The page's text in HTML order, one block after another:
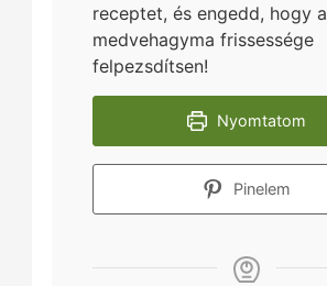
receptet, és engedd, hogy a
medvehagyma frissessége
felpezsdítsen!
Nyomtatom
Pinelem